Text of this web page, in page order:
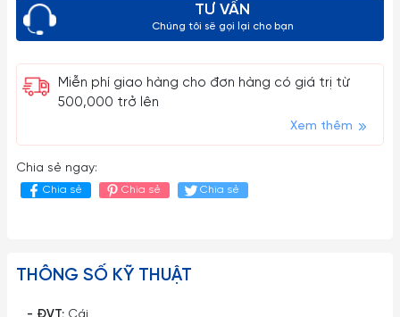
TƯ VẤN
Chúng tôi sẽ gọi lại cho bạn
Miễn phí giao hàng cho đơn hàng có giá trị từ
500,000 trở lên
Xem thêm
Chia sẻ ngay:
Chia sẻ Chia sẻ Chia sẻ
THÔNG SỐ KỸ THUẬT
- ĐVT: Cái